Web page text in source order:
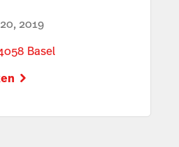
2019
Basel